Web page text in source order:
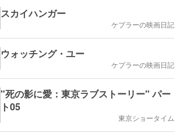
スカイハンガー
ケプラーの映画日記
ウォッチング・ユー
ケプラーの映画日記
"死の影に愛：東京ラブストーリー" パー
ト05
東京ショータイム